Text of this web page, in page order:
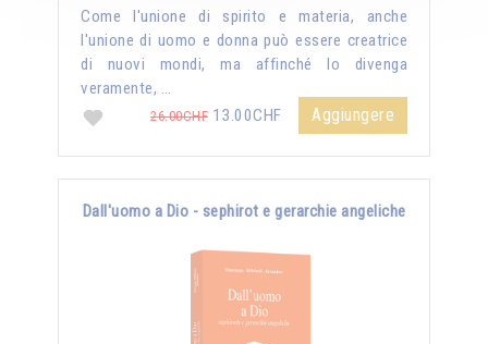
Come l'unione di spirito e materia, anche
l'unione di uomo e donna può essere creatrice
di nuovi mondi, ma affinché lo divenga
veramente, …
26.00CHF 13.00CHF Aggiungere
Dall'uomo a Dio - sephirot e gerarchie angeliche